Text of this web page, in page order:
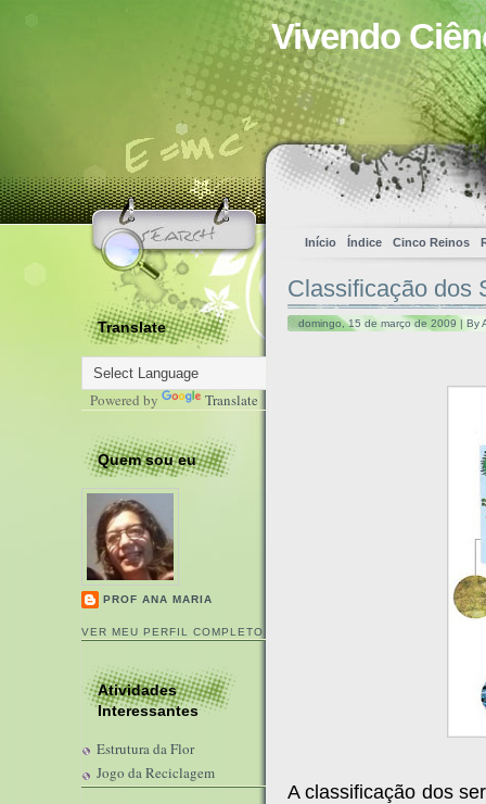
Vivendo
Início Índice Cinco Reinos
Translate
Powered by Translate
Quem sou eu
PROF ANA MARIA
VER MEU PERFIL COMPLETO
Atividades
Interessantes
Estrutura da Flor
Jogo da Reciclagem
Classificação dos
domingo, 15 de março de 2009 | By
A classificação dos